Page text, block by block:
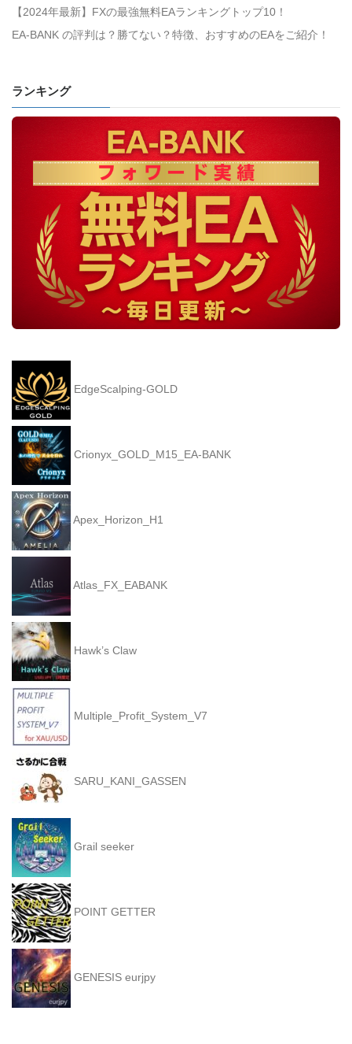
【2024年最新】FXの最強無料EAランキングトップ10！
EA-BANK の評判は？勝てない？特徴、おすすめのEAをご紹介！
ランキング
EdgeScalping-GOLD
Crionyx_GOLD_M15_EA-BANK
Apex_Horizon_H1
Atlas_FX_EABANK
Hawk’s Claw
Multiple_Profit_System_V7
SARU_KANI_GASSEN
Grail seeker
POINT GETTER
GENESIS eurjpy